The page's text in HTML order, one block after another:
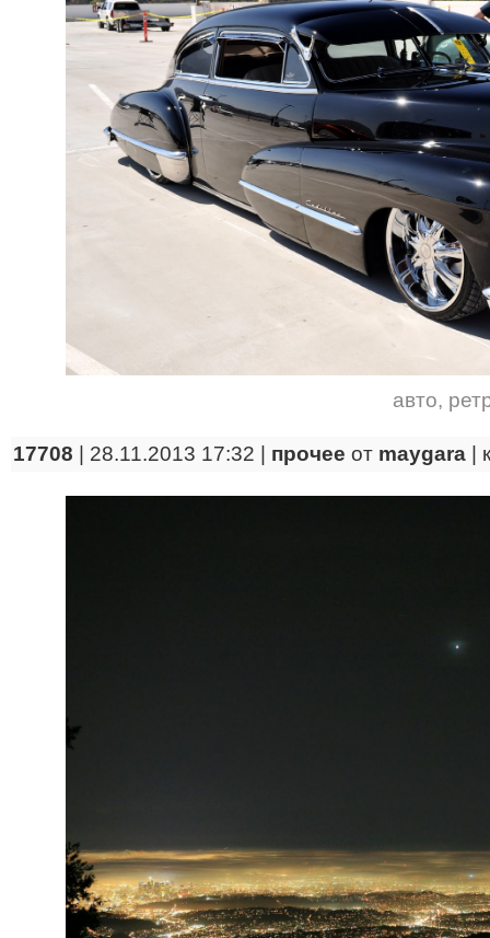
авто,
17708 | 28.11.2013 17:32 | прочее от maygara